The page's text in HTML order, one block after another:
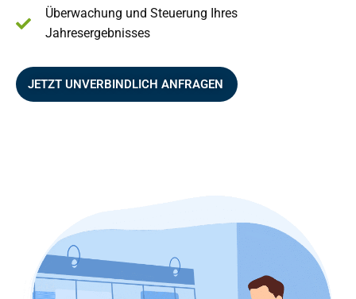
Überwachung und Steuerung Ihres
Jahresergebnisses
JETZT UNVERBINDLICH ANFRAGEN